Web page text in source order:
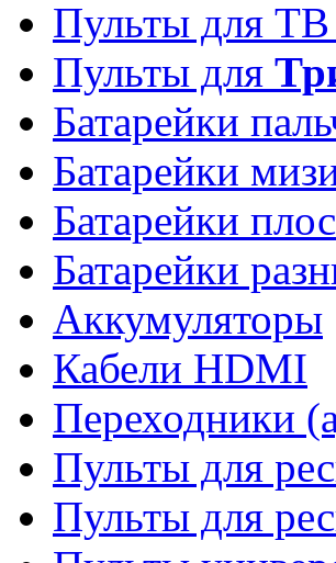
Пульты для ТВ
Пульты для
Батарейки
Батарейки
Батарейки
Батарейки
Аккумуляторы
Кабели HDMI
Переходники
Пульты для
Пульты для